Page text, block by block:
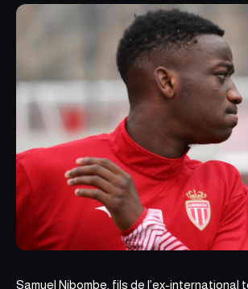
Samuel Nibombe, fils de l’ex-international